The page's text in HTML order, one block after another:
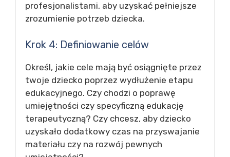
profesjonalistami, aby uzyskać pełniejsze
zrozumienie potrzeb dziecka.
Krok 4: Definiowanie celów
Określ, jakie cele mają być osiągnięte przez
twoje dziecko poprzez wydłużenie etapu
edukacyjnego. Czy chodzi o poprawę
umiejętności czy specyficzną edukację
terapeutyczną? Czy chcesz, aby dziecko
uzyskało dodatkowy czas na przyswajanie
materiału czy na rozwój pewnych